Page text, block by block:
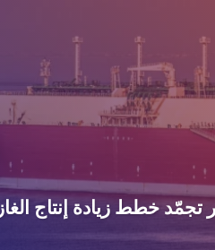
خطط زيادة إنتاج الغاز